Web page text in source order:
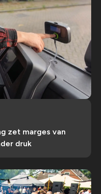
zet marges van
druk